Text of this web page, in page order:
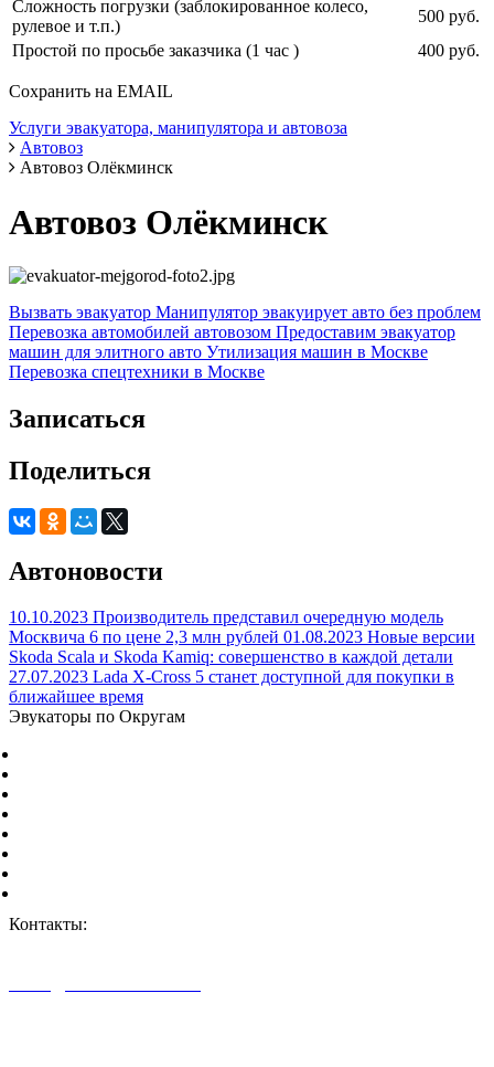
Сложность погрузки (заблокированное колесо,
рулевое и т.п.)
500 руб.
Простой по просьбе заказчика (1 час )
400 руб.
Сохранить на EMAIL
Услуги эвакуатора, манипулятора и автовоза
Автовоз
Автовоз Олёкминск
Автовоз Олёкминск
Вызвать эвакуатор Манипулятор эвакуирует авто без проблем
Перевозка автомобилей автовозом Предоставим эвакуатор
машин для элитного авто Утилизация машин в Москве
Перевозка спецтехники в Москве
Записаться
Поделиться
Автоновости
10.10.2023 Производитель представил очередную модель
Москвича 6 по цене 2,3 млн рублей 01.08.2023 Новые версии
Skoda Scala и Skoda Kamiq: совершенство в каждой детали
27.07.2023 Lada X-Cross 5 станет доступной для покупки в
ближайшее время
Эвукаторы по Округам
Контакты: